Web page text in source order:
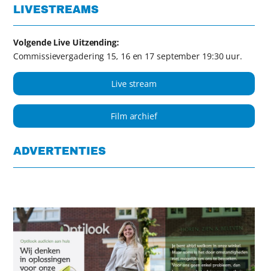
LIVESTREAMS
Volgende Live Uitzending:
Commissievergadering 15, 16 en 17 september 19:30 uur.
Live stream
Film archief
ADVERTENTIES